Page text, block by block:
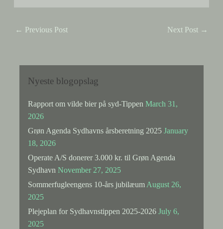
← Previous Post Next Post →
Nyeste blogopslag
Rapport om vilde bier på syd-Tippen March 31,
2026
Grøn Agenda Sydhavns årsberetning 2025 January
18, 2026
Operate A/S donerer 3.000 kr. til Grøn Agenda
Sydhavn November 27, 2025
Sommerfugleengens 10-års jubilæum August 26,
2025
Plejeplan for Sydhavnstippen 2025-2026 July 6,
2025